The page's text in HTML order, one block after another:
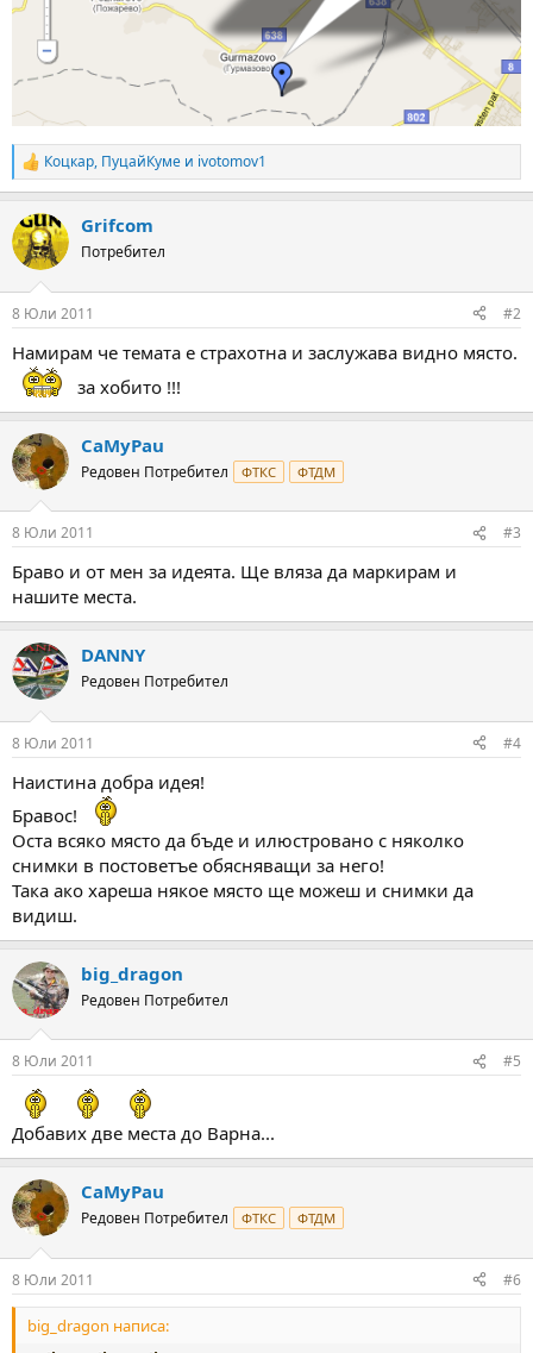
R
e
c
t
i
s
Коцкар, ПуцайКуме и ivotomov1
Grifcom
Потребител
8 Юли 2011 #2
Намирам че темата е страхотна и заслужава видно място.
за хобито !!!
CaMyPau
Редовен Потребител ФТКС ФТДМ
8 Юли 2011 #3
Браво и от мен за идеята. Ще вляза да маркирам и
нашите места.
DANNY
Редовен Потребител
8 Юли 2011 #4
Наистина добра идея!
Бравос!
Оста всяко място да бъде и илюстровано с няколко
снимки в постоветъе обясняващи за него!
Така ако хареша някое място ще можеш и снимки да
видиш.
big_dragon
Редовен Потребител
8 Юли 2011 #5
Добавих две места до Варна...
CaMyPau
Редовен Потребител ФТКС ФТДМ
8 Юли 2011 #6
big_dragon написа: